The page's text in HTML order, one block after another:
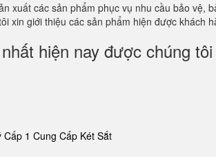
xuất các sản phẩm phục vụ nhu cầu bảo vệ,
xin giới thiệu các sản phẩm hiện được khách
hiện nay được chúng
Cấp 1 Cung Cấp Két Sắt